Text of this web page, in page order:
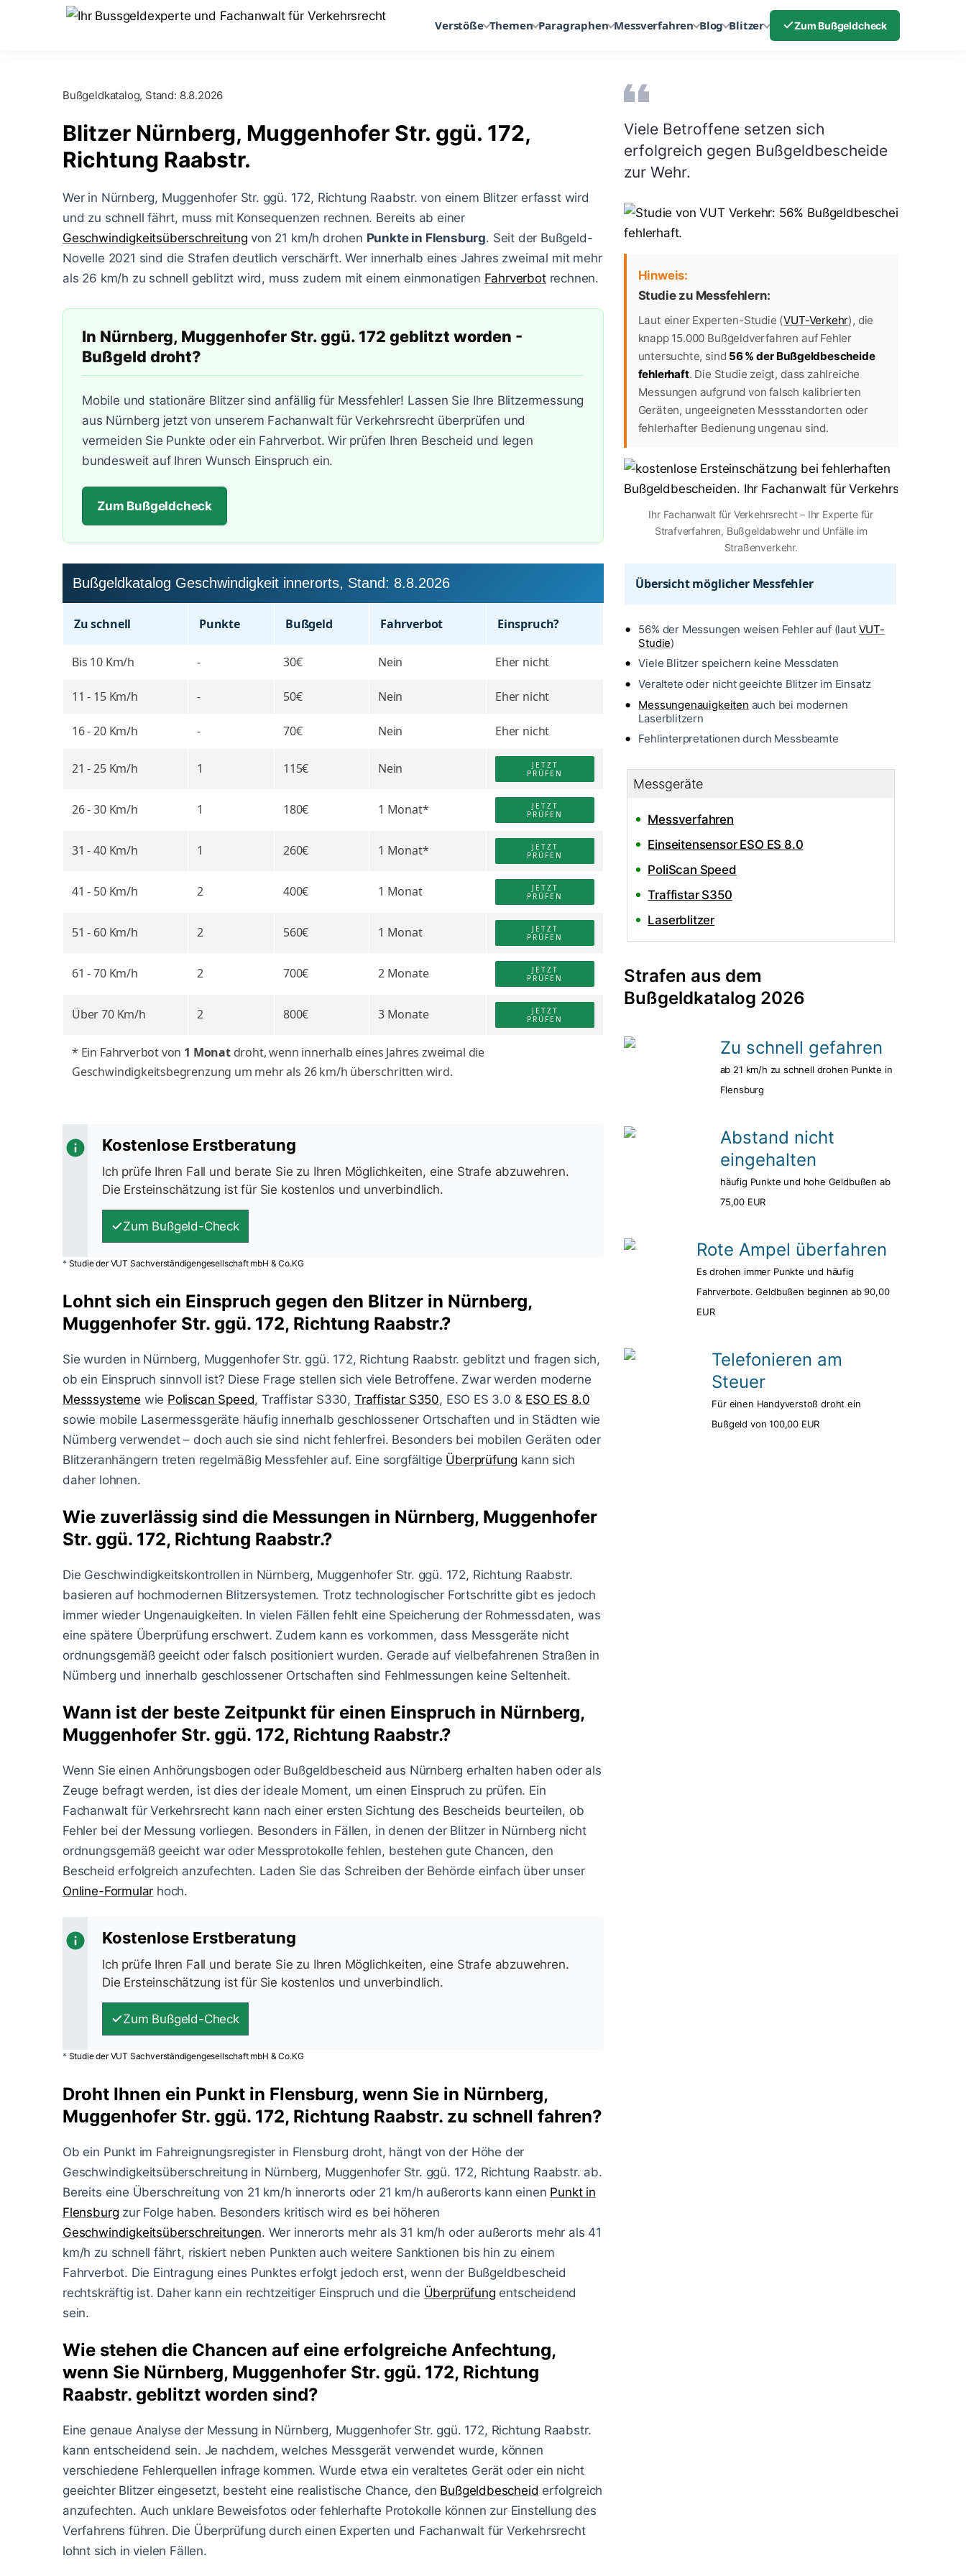
Verstöße Themen Paragraphen Messverfahren Blog Blitzer Zum Bußgeldcheck
Bußgeldkatalog, Stand: 8.8.2026
Blitzer Nürnberg, Muggenhofer Str. ggü. 172,
Richtung Raabstr.
Wer in Nürnberg, Muggenhofer Str. ggü. 172, Richtung Raabstr. von einem Blitzer erfasst wird
und zu schnell fährt, muss mit Konsequenzen rechnen. Bereits ab einer
Geschwindigkeitsüberschreitung von 21 km/h drohen Punkte in Flensburg. Seit der Bußgeld-
Novelle 2021 sind die Strafen deutlich verschärft. Wer innerhalb eines Jahres zweimal mit mehr
als 26 km/h zu schnell geblitzt wird, muss zudem mit einem einmonatigen Fahrverbotrechnen.
In Nürnberg, Muggenhofer Str. ggü. 172 geblitzt worden -
Bußgeld droht?
Mobile und stationäre Blitzer sind anfällig für Messfehler! Lassen Sie Ihre Blitzermessung
aus Nürnberg jetzt von unserem Fachanwalt für Verkehrsrecht überprüfen und
vermeiden Sie Punkte oder ein Fahrverbot. Wir prüfen Ihren Bescheid und legen
bundesweit auf Ihren Wunsch Einspruch ein.
Zum Bußgeldcheck
Bußgeldkatalog Geschwindigkeit innerorts, Stand: 8.8.2026
Zu schnell Punkte Buß­geld Fahr­verbot Einspruch?
Bis 10 Km/h - 30€ Nein Eher nicht
11 - 15 Km/h - 50€ Nein Eher nicht
16 - 20 Km/h - 70€ Nein Eher nicht
21 - 25 Km/h 1 115€ Nein
JETZT
PRÜFEN
26 - 30 Km/h 1 180€ 1 Monat*
JETZT
PRÜFEN
31 - 40 Km/h 1 260€ 1 Monat*
JETZT
PRÜFEN
41 - 50 Km/h 2 400€ 1 Monat
JETZT
PRÜFEN
51 - 60 Km/h 2 560€ 1 Monat
JETZT
PRÜFEN
61 - 70 Km/h 2 700€ 2 Monate
JETZT
PRÜFEN
Über 70 Km/h 2 800€ 3 Monate
JETZT
PRÜFEN
* Ein Fahrverbot von 1 Monatdroht, wenn innerhalb eines Jahres zweimal die
Geschwindigkeitsbegrenzung um mehr als 26 km/h überschritten wird.
Kostenlose Erstberatung
Ich prüfe Ihren Fall und berate Sie zu Ihren Möglichkeiten, eine Strafe abzuwehren.
Die Ersteinschätzung ist für Sie kostenlos und unverbindlich.
Zum Bußgeld-Check
* Studie der VUT Sachverständigengesellschaft mbH & Co.KG
Lohnt sich ein Einspruch gegen den Blitzer in Nürnberg,
Muggenhofer Str. ggü. 172, Richtung Raabstr.?
Sie wurden in Nürnberg, Muggenhofer Str. ggü. 172, Richtung Raabstr. geblitzt und fragen sich,
ob ein Einspruch sinnvoll ist? Diese Frage stellen sich viele Betroffene. Zwar werden moderne
Messsysteme wie Poliscan Speed, Traffistar S330, Traffistar S350, ESO ES 3.0 & ESO ES 8.0
sowie mobile Lasermessgeräte häufig innerhalb geschlossener Ortschaften und in Städten wie
Nürnberg verwendet – doch auch sie sind nicht fehlerfrei. Besonders bei mobilen Geräten oder
Blitzeranhängern treten regelmäßig Messfehler auf. Eine sorgfältige Überprüfung kann sich
daher lohnen.
Wie zuverlässig sind die Messungen in Nürnberg, Muggenhofer
Str. ggü. 172, Richtung Raabstr.?
Die Geschwindigkeitskontrollen in Nürnberg, Muggenhofer Str. ggü. 172, Richtung Raabstr.
basieren auf hochmodernen Blitzersystemen. Trotz technologischer Fortschritte gibt es jedoch
immer wieder Ungenauigkeiten. In vielen Fällen fehlt eine Speicherung der Rohmessdaten, was
eine spätere Überprüfung erschwert. Zudem kann es vorkommen, dass Messgeräte nicht
ordnungsgemäß geeicht oder falsch positioniert wurden. Gerade auf vielbefahrenen Straßen in
Nürnberg und innerhalb geschlossener Ortschaften sind Fehlmessungen keine Seltenheit.
Wann ist der beste Zeitpunkt für einen Einspruch in Nürnberg,
Muggenhofer Str. ggü. 172, Richtung Raabstr.?
Wenn Sie einen Anhörungsbogen oder Bußgeldbescheid aus Nürnberg erhalten haben oder als
Zeuge befragt werden, ist dies der ideale Moment, um einen Einspruch zu prüfen. Ein
Fachanwalt für Verkehrsrecht kann nach einer ersten Sichtung des Bescheids beurteilen, ob
Fehler bei der Messung vorliegen. Besonders in Fällen, in denen der Blitzer in Nürnberg nicht
ordnungsgemäß geeicht war oder Messprotokolle fehlen, bestehen gute Chancen, den
Bescheid erfolgreich anzufechten. Laden Sie das Schreiben der Behörde einfach über unser
Online-Formular hoch.
Kostenlose Erstberatung
Ich prüfe Ihren Fall und berate Sie zu Ihren Möglichkeiten, eine Strafe abzuwehren.
Die Ersteinschätzung ist für Sie kostenlos und unverbindlich.
Zum Bußgeld-Check
* Studie der VUT Sachverständigengesellschaft mbH & Co.KG
Droht Ihnen ein Punkt in Flensburg, wenn Sie in Nürnberg,
Muggenhofer Str. ggü. 172, Richtung Raabstr. zu schnell fahren?
Ob ein Punkt im Fahreignungsregister in Flensburg droht, hängt von der Höhe der
Geschwindigkeitsüberschreitung in Nürnberg, Muggenhofer Str. ggü. 172, Richtung Raabstr. ab.
Bereits eine Überschreitung von 21 km/h innerorts oder 21 km/h außerorts kann einen Punkt in
Flensburg zur Folge haben. Besonders kritisch wird es bei höheren
Geschwindigkeitsüberschreitungen. Wer innerorts mehr als 31 km/h oder außerorts mehr als 41
km/h zu schnell fährt, riskiert neben Punkten auch weitere Sanktionen bis hin zu einem
Fahrverbot. Die Eintragung eines Punktes erfolgt jedoch erst, wenn der Bußgeldbescheid
rechtskräftig ist. Daher kann ein rechtzeitiger Einspruch und die Überprüfung entscheidend
sein.
Wie stehen die Chancen auf eine erfolgreiche Anfechtung,
wenn Sie Nürnberg, Muggenhofer Str. ggü. 172, Richtung
Raabstr. geblitzt worden sind?
Eine genaue Analyse der Messung in Nürnberg, Muggenhofer Str. ggü. 172, Richtung Raabstr.
kann entscheidend sein. Je nachdem, welches Messgerät verwendet wurde, können
verschiedene Fehlerquellen infrage kommen. Wurde etwa ein veraltetes Gerät oder ein nicht
geeichter Blitzer eingesetzt, besteht eine realistische Chance, den Bußgeldbescheid erfolgreich
anzufechten. Auch unklare Beweisfotos oder fehlerhafte Protokolle können zur Einstellung des
Verfahrens führen. Die Überprüfung durch einen Experten und Fachanwalt für Verkehrsrecht
lohnt sich in vielen Fällen.
Viele Betroffene setzen sich
erfolgreich gegen Bußgeldbescheide
zur Wehr.
Hinweis:
Studie zu Messfehlern:
Laut einer Experten-Studie (VUT-Verkehr), die
knapp 15.000 Bußgeldverfahren auf Fehler
untersuchte, sind 56 % der Bußgeldbescheide
fehlerhaft. Die Studie zeigt, dass zahlreiche
Messungen aufgrund von falsch kalibrierten
Geräten, ungeeigneten Messstandorten oder
fehlerhafter Bedienung ungenau sind.
Ihr Fachanwalt für Verkehrsrecht – Ihr Experte für
Strafverfahren, Bußgeldabwehr und Unfälle im
Straßenverkehr.
Übersicht möglicher Messfehler
56% der Messungen weisen Fehler auf (laut VUT-
Studie)
Viele Blitzer speichern keine Messdaten
Veraltete oder nicht geeichte Blitzer im Einsatz
Messungenauigkeiten auch bei modernen
Laserblitzern
Fehlinterpretationen durch Messbeamte
Messgeräte
Messverfahren
Einseitensensor ESO ES 8.0
PoliScan Speed
Traffistar S350
Laserblitzer
Strafen aus dem
Bußgeldkatalog 2026
Zu schnell gefahren
ab 21 km/h zu schnell drohen Punkte in
Flensburg
Abstand nicht
eingehalten
häufig Punkte und hohe Geldbußen ab
75,00 EUR
Rote Ampel überfahren
Es drohen immer Punkte und häufig
Fahrverbote. Geldbußen beginnen ab 90,00
EUR
Telefonieren am
Steuer
Für einen Handyverstoß droht ein
Bußgeld von 100,00 EUR